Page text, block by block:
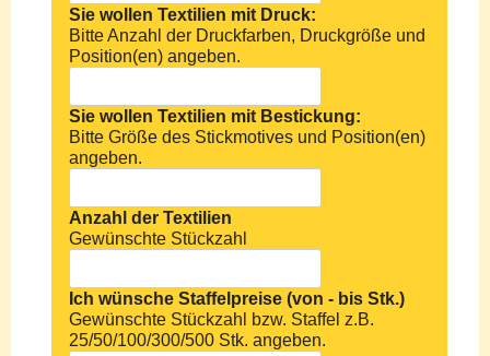
Sie wollen Textilien mit Druck:
Bitte Anzahl der Druckfarben, Druckgröße und
Position(en) angeben.
Sie wollen Textilien mit Bestickung:
Bitte Größe des Stickmotives und Position(en)
angeben.
Anzahl der Textilien
Gewünschte Stückzahl
Ich wünsche Staffelpreise (von - bis Stk.)
Gewünschte Stückzahl bzw. Staffel z.B.
25/50/100/300/500 Stk. angeben.